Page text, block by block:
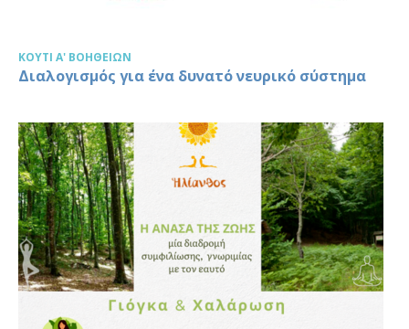
ΚΟΥΤΊ Α' ΒΟΗΘΕΙΏΝ
Διαλογισμός για ένα δυνατό νευρικό σύστημα